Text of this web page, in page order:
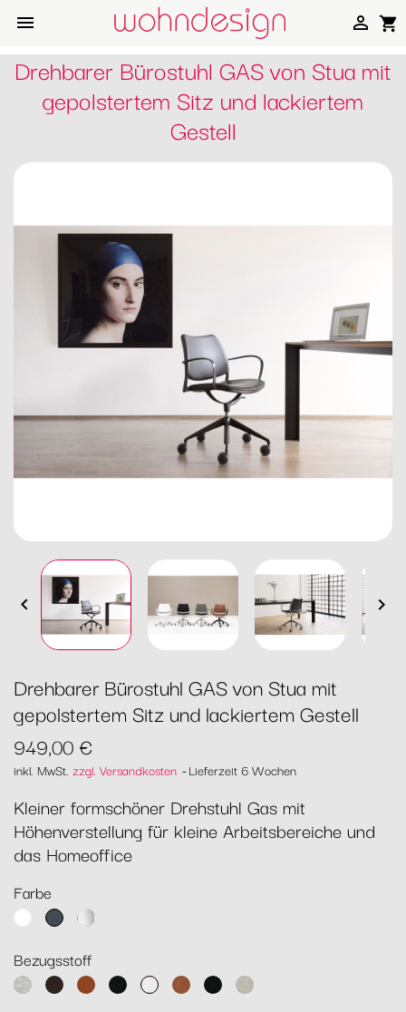
 shopping_cart

Drehbarer Bürostuhl GAS von Stua mit
gepolstertem Sitz und lackiertem
Gestell
 
Drehbarer Bürostuhl GAS von Stua mit
gepolstertem Sitz und lackiertem Gestell
949,00 €
inkl. MwSt. zzgl. Versandkosten Lieferzeit 6 Wochen
Kleiner formschöner Drehstuhl Gas mit
Höhenverstellung für kleine Arbeitsbereiche und
das Homeoffice
Farbe
WeißSchwarzChrom
Bezugsstoff
DivinaKunstleder
Kunstleder
Kunstleder
Kunstleder
LederLederSteelcut